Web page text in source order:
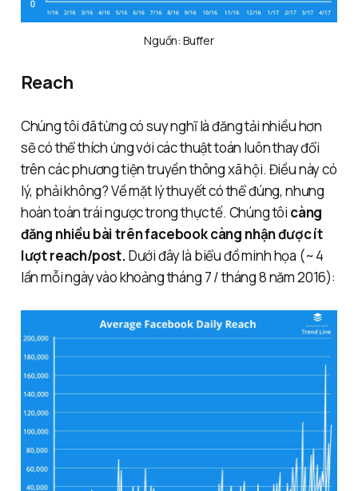
Nguồn: Buffer
Reach
Chúng tôi đã từng có suy nghĩ là đăng tải nhiều hơn
sẽ có thể thích ứng với các thuật toán luôn thay đổi
trên các phương tiện truyền thông xã hội. Điều này có
lý, phải không? Về mặt lý thuyết có thể đúng, nhưng
hoàn toàn trái ngược trong thực tế. Chúng tôi càng
đăng nhiều bài trên facebook càng nhận được ít
lượt reach/post.Dưới đây là biểu đồ minh họa (~ 4
lần mỗi ngày vào khoảng tháng 7 / tháng 8 năm 2016):